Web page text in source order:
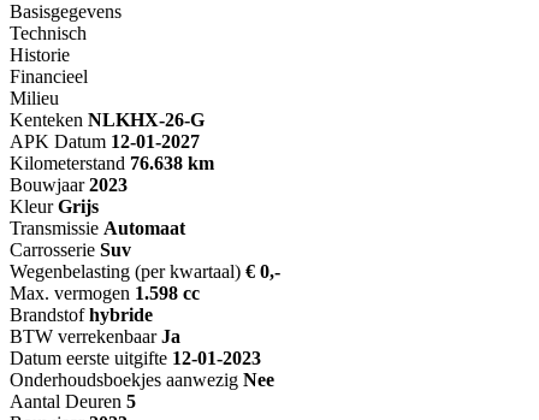
Basisgegevens
Technisch
Historie
Financieel
Milieu
Kenteken NLKHX-26-G
APK Datum 12-01-2027
Kilometerstand 76.638 km
Bouwjaar 2023
Kleur Grijs
Transmissie Automaat
Carrosserie Suv
Wegenbelasting (per kwartaal) € 0,-
Max. vermogen 1.598 cc
Brandstof hybride
BTW verrekenbaar Ja
Datum eerste uitgifte 12-01-2023
Onderhoudsboekjes aanwezig Nee
Aantal Deuren 5